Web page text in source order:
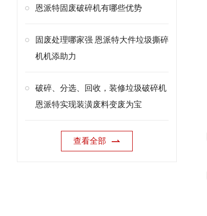
恩派特固废破碎机有哪些优势
固废处理哪家强 恩派特大件垃圾撕碎
机机添助力
破碎、分选、回收，装修垃圾破碎机
恩派特实现装潢废料变废为宝
查看全部